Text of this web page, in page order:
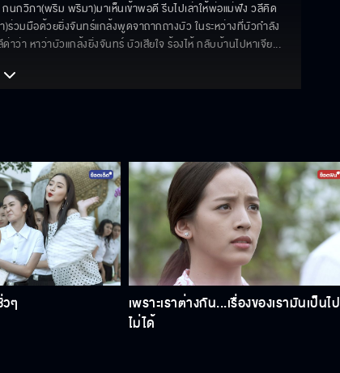
นกวิภา(พริม พริมา)มาเห็นเข้าพอดี รีบไปเล่าให้พ่อแม่ฟัง วลีคิด
วมมือด้วยยิ่งจันทร์แกล้งพูดจาถากถางบัว ในระหว่างที่บัวกำลัง
ว่า หาว่าบัวแกล้งยิ่งจันทร์ บัวเสียใจ ร้องไห้ กลับบ้านไปหาเจีย...
ๆ
เพราะเราต่างกัน...เรื่องของเรามันเป็นไป
ไม่ได้